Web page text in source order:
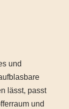
und
lässt, passt
und